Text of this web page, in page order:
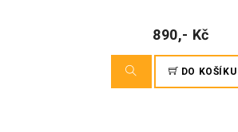
890,- Kč
DO KOŠÍKU